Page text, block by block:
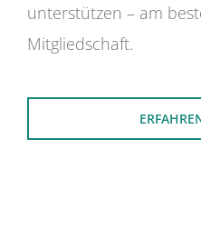
unterstützen – am
Mitgliedschaft.